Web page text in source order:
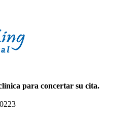
para concertar su cita.